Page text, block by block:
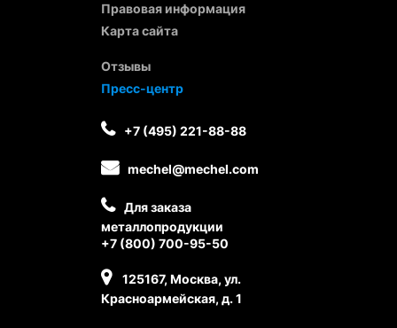
Правовая информация
Карта сайта
Отзывы
Пресс-центр
+7 (495) 221-88-88
mechel@mechel.com
Для заказа
металлопродукции
+7 (800) 700-95-50
125167, Москва, ул.
Красноармейская, д. 1